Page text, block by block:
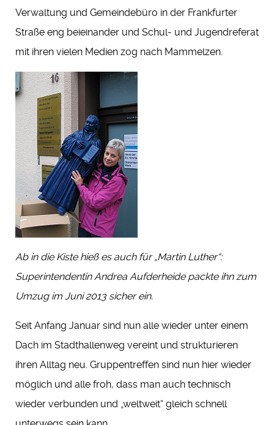
Verwaltung und Gemeindebüro in der Frankfurter
Straße eng beieinander und Schul- und Jugendreferat
mit ihren vielen Medien zog nach Mammelzen.
Ab in die Kiste hieß es auch für „Martin Luther“:
Superintendentin Andrea Aufderheide packte ihn zum
Umzug im Juni 2013 sicher ein.
Seit Anfang Januar sind nun alle wieder unter einem
Dach im Stadthallenweg vereint und strukturieren
ihren Alltag neu. Gruppentreffen sind nun hier wieder
möglich und alle froh, dass man auch technisch
wieder verbunden und „weltweit“ gleich schnell